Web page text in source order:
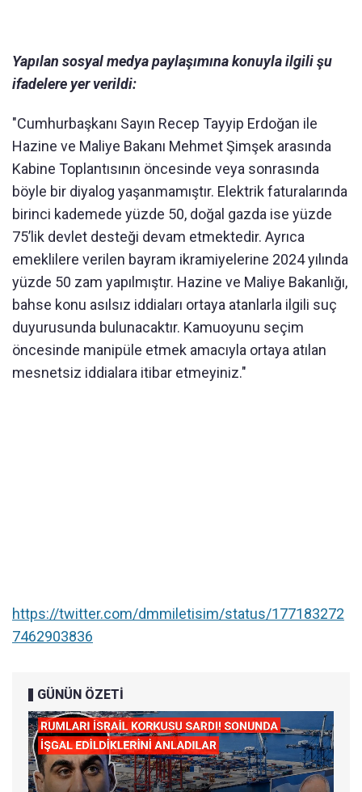
Yapılan sosyal medya paylaşımına konuyla ilgili şu
ifadelere yer verildi:
"Cumhurbaşkanı Sayın Recep Tayyip Erdoğan ile
Hazine ve Maliye Bakanı Mehmet Şimşek arasında
Kabine Toplantısının öncesinde veya sonrasında
böyle bir diyalog yaşanmamıştır. Elektrik faturalarında
birinci kademede yüzde 50, doğal gazda ise yüzde
75’lik devlet desteği devam etmektedir. Ayrıca
emeklilere verilen bayram ikramiyelerine 2024 yılında
yüzde 50 zam yapılmıştır. Hazine ve Maliye Bakanlığı,
bahse konu asılsız iddiaları ortaya atanlarla ilgili suç
duyurusunda bulunacaktır. Kamuoyunu seçim
öncesinde manipüle etmek amacıyla ortaya atılan
mesnetsiz iddialara itibar etmeyiniz."
https://twitter.com/dmmiletisim/status/177183272
7462903836
GÜNÜN ÖZETİ